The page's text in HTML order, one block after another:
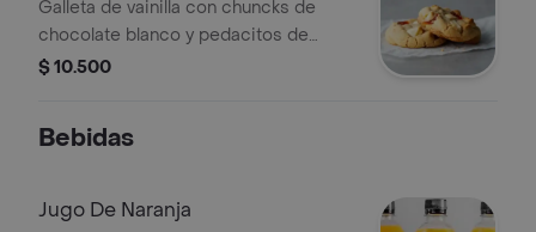
Galleta de vainilla con chuncks de
chocolate blanco y pedacitos de
bocadillo.
$ 10.500
Bebidas
Jugo De Naranja